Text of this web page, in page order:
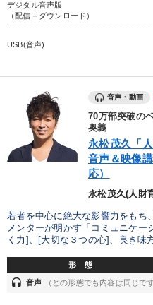
デジタル音声版
（配信＋ダウンロード）
USB(音声)
音声・動画
70万部突破の
奥義
永松茂久「
音声＆映像
応）
永松茂久(人財
若者を中心に絶大な影響力をもち
メンターが明かす「コミュニケー
く力]、[大切な３つの心]、良き味
形 態
headset 音声 （どの形態でも内容は同じです